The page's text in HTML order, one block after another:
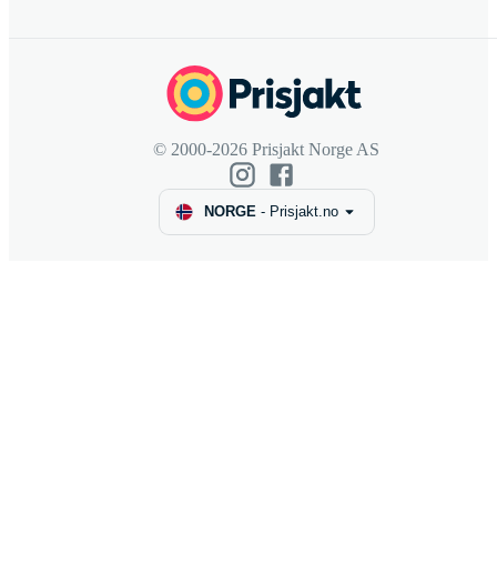
© 2000-2026 Prisjakt Norge AS
NORGE- Prisjakt.no